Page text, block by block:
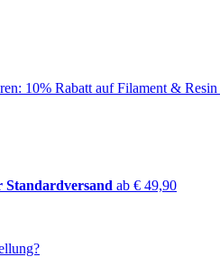
10% Rabatt auf Filament &
Standardversand ab € 49,90